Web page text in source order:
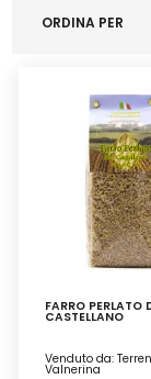
ORDINA PER
FARRO PERLATO
CASTELLANO
Venduto da:
Valnerina